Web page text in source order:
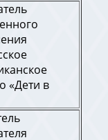
«Дети в